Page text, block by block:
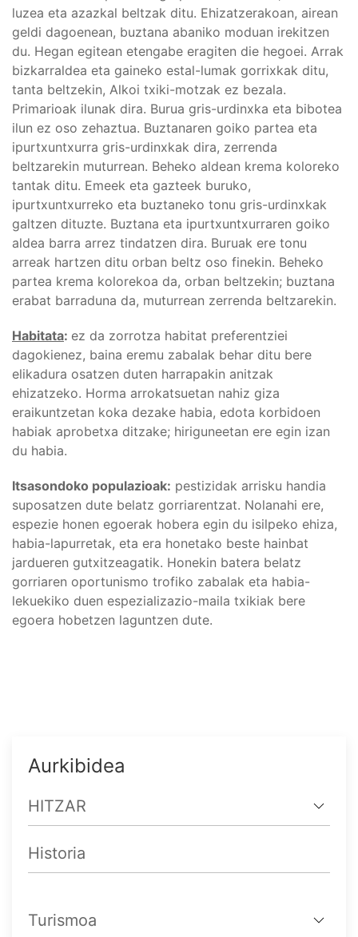
luzea eta azazkal beltzak ditu. Ehizatzerakoan, airean
geldi dagoenean, buztana abaniko moduan irekitzen
du. Hegan egitean etengabe eragiten die hegoei. Arrak
bizkarraldea eta gaineko estal-lumak gorrixkak ditu,
tanta beltzekin, Alkoi txiki-motzak ez bezala.
Primarioak ilunak dira. Burua gris-urdinxka eta bibotea
ilun ez oso zehaztua. Buztanaren goiko partea eta
ipurtxuntxurra gris-urdinxkak dira, zerrenda
beltzarekin muturrean. Beheko aldean krema koloreko
tantak ditu. Emeek eta gazteek buruko,
ipurtxuntxurreko eta buztaneko tonu gris-urdinxkak
galtzen dituzte. Buztana eta ipurtxuntxurraren goiko
aldea barra arrez tindatzen dira. Buruak ere tonu
arreak hartzen ditu orban beltz oso finekin. Beheko
partea krema kolorekoa da, orban beltzekin; buztana
erabat barraduna da, muturrean zerrenda beltzarekin.
Habitata: ez da zorrotza habitat preferentziei
dagokienez, baina eremu zabalak behar ditu bere
elikadura osatzen duten harrapakin anitzak
ehizatzeko. Horma arrokatsuetan nahiz giza
eraikuntzetan koka dezake habia, edota korbidoen
habiak aprobetxa ditzake; hiriguneetan ere egin izan
du habia.
Itsasondoko populazioak: pestizidak arrisku handia
suposatzen dute belatz gorriarentzat. Nolanahi ere,
espezie honen egoerak hobera egin du isilpeko ehiza,
habia-lapurretak, eta era honetako beste hainbat
jardueren gutxitzeagatik. Honekin batera belatz
gorriaren oportunismo trofiko zabalak eta habia-
lekuekiko duen espezializazio-maila txikiak bere
egoera hobetzen laguntzen dute.
Aurkibidea
HITZAR
Historia
Turismoa